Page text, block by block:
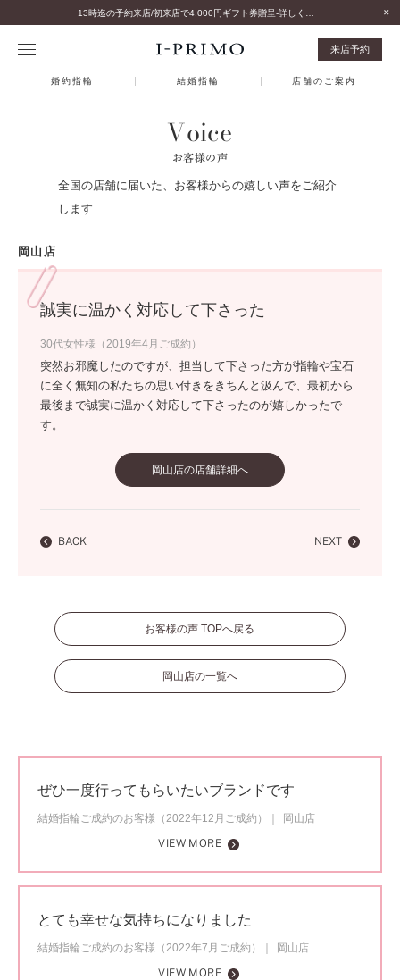
来店予約
婚約指輪 結婚指輪 店舗のご案内
Voice
お客様の声
全国の店舗に届いた、お客様からの嬉しい声をご紹介
します
岡山店
誠実に温かく対応して下さった
30代女性様（2019年4月ご成約）
突然お邪魔したのですが、担当して下さった方が指輪や宝石
に全く無知の私たちの思い付きをきちんと汲んで、最初から
最後まで誠実に温かく対応して下さったのが嬉しかったで
す。
岡山店の店舗詳細へ
BACK NEXT
お客様の声 TOPへ戻る
岡山店の一覧へ
ぜひ一度行ってもらいたいブランドです
結婚指輪ご成約のお客様（2022年12月ご成約）
岡山店
VIEW MORE
とても幸せな気持ちになりました
結婚指輪ご成約のお客様（2022年7月ご成約）
岡山店
VIEW MORE